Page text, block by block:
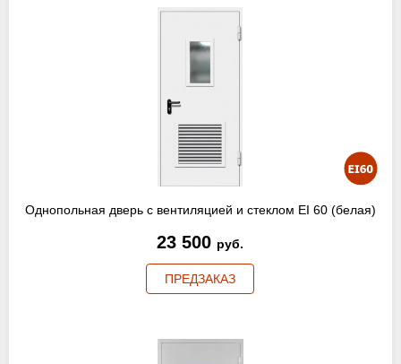
Однопольная дверь с вентиляцией и стеклом EI 60 (белая)
23 500 руб.
ПРЕДЗАКАЗ